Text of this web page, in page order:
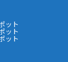
ット
ット
ット